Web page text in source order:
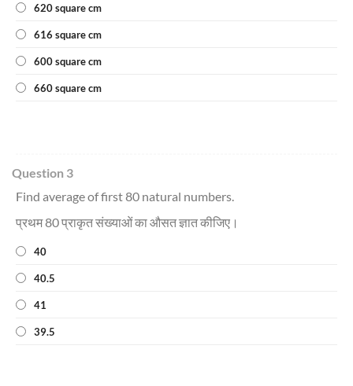
620 square cm
616 square cm
600 square cm
660 square cm
Question 3
Find average of first 80 natural numbers.
प्रथम 80 प्राकृत संख्याओं का औसत ज्ञात कीजिए।
40
40.5
41
39.5